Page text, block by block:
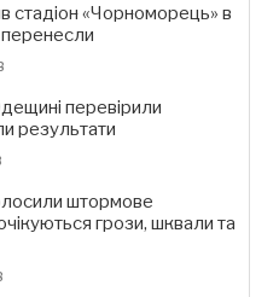
стадіон «Чорноморець» в
перевірили
результати
штормове
грози, шквали та